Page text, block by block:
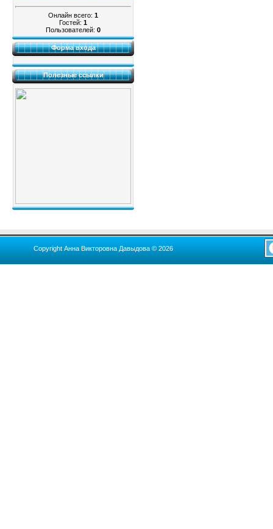
Онлайн всего: 1
Гостей: 1
Пользователей: 0
Форма входа
Полезные ссылки
Copyright Анна Викторовна Давыдова © 2026